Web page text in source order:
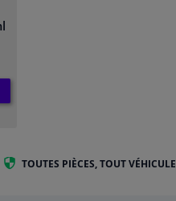
TOUTES PIÈCES, TOUT VÉHICULE